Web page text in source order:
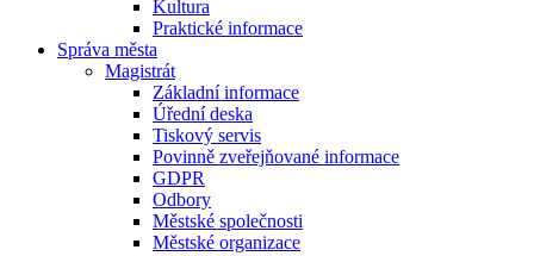
Kultura
Praktické informace
Správa města
Magistrát
Základní informace
Úřední deska
Tiskový servis
Povinně zveřejňované informace
GDPR
Odbory
Městské společnosti
Městské organizace